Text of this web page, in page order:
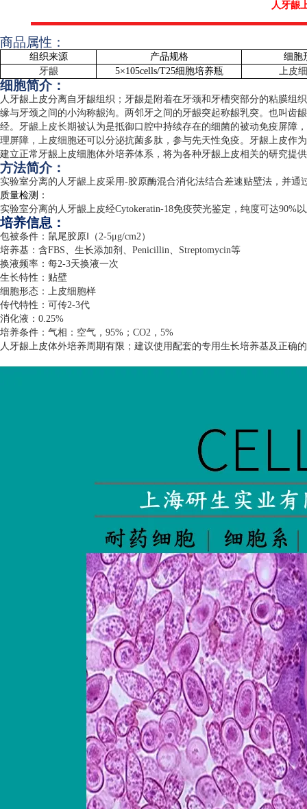
人牙龈
商品属性：
组织来源 产品规格
细胞
牙龈
5×105cells/T25细胞培养瓶 上皮
细胞简介：
人牙龈上皮分离自牙龈组织；牙龈是附着在牙颈和牙槽突部分的粘膜组
缘与牙颈之间的小沟称龈沟。两邻牙之间的牙龈突起称龈乳突。也叫齿
经。牙龈上皮长期被认为是抵御口腔中持续存在的细菌的被动免疫屏障
理屏障，上皮细胞还可以分泌抗菌多肽，参与先天性免疫。牙龈上皮作
建立正常牙龈上皮细胞体外培养体系，将为各种牙龈上皮相关的研究提
方法简介：
实验室分离的人牙龈上皮采用-胶原酶混合消化法结合差速贴壁法，并通
质量检测：
实验室分离的人牙龈上皮经Cytokeratin-18免疫荧光鉴定，纯度可达90%
培养信息：
包被条件：鼠尾胶原Ⅰ（2-5μg/cm2）
培养基：含FBS、生长添加剂、 Penicillin、 Streptomycin等
换液频率：每2-3天换液一次
生长特性：贴壁
细胞形态：上皮细胞样
传代特性：可传2-3代
消化液： 0.25%
培养条件：气相：空气， 95% ； CO2 ， 5%
人牙龈上皮体外培养周期有限；建议使用配套的专用生长培养基及正确